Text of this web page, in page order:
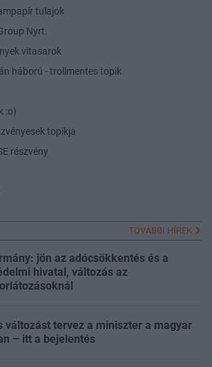
tulajok
Nyrt.
vitasarok
háború - trollmentes topik
:o)
topikja
részvény
TOVÁBBI HÍREK
jön az adócsökkentés és a
hivatal, változás az
változást tervez a miniszter a magyar
– itt a bejelentés